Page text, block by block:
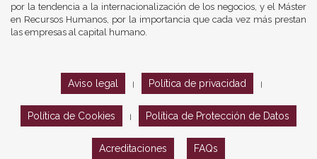
por la tendencia a la internacionalización de los negocios, y el Máster
en Recursos Humanos, por la importancia que cada vez más prestan
las empresas al capital humano.
Aviso legal Política de privacidad
Política de Cookies Política de Protección de Datos
Acreditaciones FAQs